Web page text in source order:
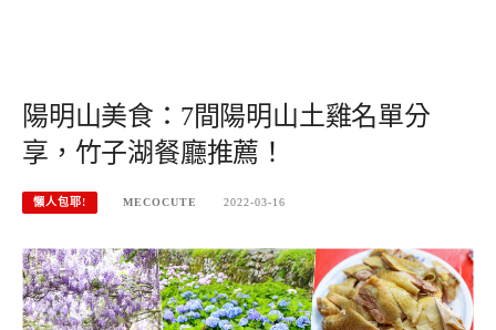
陽明山美食：7間陽明山土雞名單分
享，竹子湖餐廳推薦！
懶人包耶! MECOCUTE 2022-03-16